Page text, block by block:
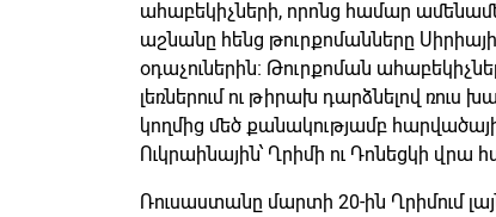
ահաբեկիչների, որոնց համար
աշնանը հենց թուրքոմանները Սիրիայի
օդաչուներին։ Թուրքոման
լեռներում ու թիրախ դարձնելով ռուս
կողմից մեծ քանակությամբ
Ուկրաինային՝ Ղրիմի ու Դոնեցկի վրա
Ռուսաստանը մարտի 20-ին Ղրիմում